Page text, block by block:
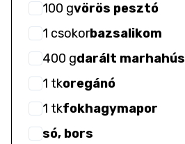
100 gvörös pesztó
1 csokorbazsalikom
400 gdarált marhahús
1 tkoregánó
1 tkfokhagymapor
só, bors